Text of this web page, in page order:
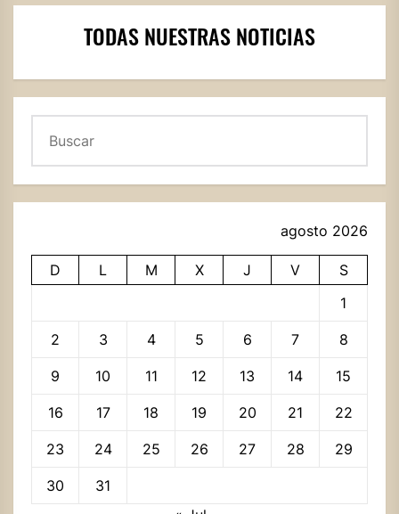
TODAS NUESTRAS NOTICIAS
agosto 2026
D L M X J V
S
1
2 3 4 5 6 7 8
9 10 11 12 13 14 15
16 17 18 19 20 21 22
23 24 25 26 27 28 29
30
31